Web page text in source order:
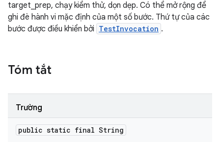
target_prep, chạy kiểm thử, dọn dẹp. Có thể mở rộng để
ghi đè hành vi mặc định của một số bước. Thứ tự của các
bước được điều khiển bởi TestInvocation .
Tóm tắt
Trường
public static final String